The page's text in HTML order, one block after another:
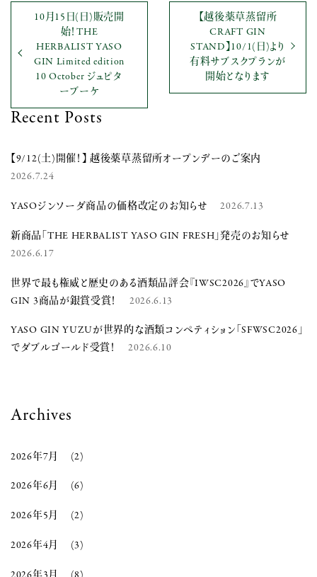
10月15日(日)販売開
始！THE
HERBALIST YASO
GIN Limited edition
10 October ジュピタ
ーブーケ
【越後薬草蒸留所
CRAFT GIN
STAND】10/1(日)より
有料サブスクプランが
開始となります
Recent Posts
【9/12(土)開催！】 越後薬草蒸留所オープンデーのご案内
2026.7.24
YASOジンソーダ商品の価格改定のお知らせ 2026.7.13
新商品「THE HERBALIST YASO GIN FRESH」発売のお知らせ
2026.6.17
世界で最も権威と歴史のある酒類品評会『IWSC2026』でYASO
GIN 3商品が銀賞受賞！
2026.6.13
YASO GIN YUZUが世界的な酒類コンペティション「SFWSC2026」
でダブルゴールド受賞！
2026.6.10
Archives
2026年7月 (2)
2026年6月 (6)
2026年5月 (2)
2026年4月 (3)